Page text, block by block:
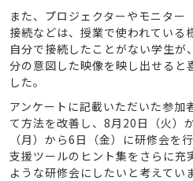
また、プロジェクターやモニター
接続などは、授業で使われている
自分で接続したことがない学生が
分の意図した映像を映し出せると
した。
アンケートに記載いただいた参加
て方法を改善し、8月20日（火）
（月）から6日（金）に研修会を
支援ツールのヒント集をさらに充
ような研修会にしたいと考えてい